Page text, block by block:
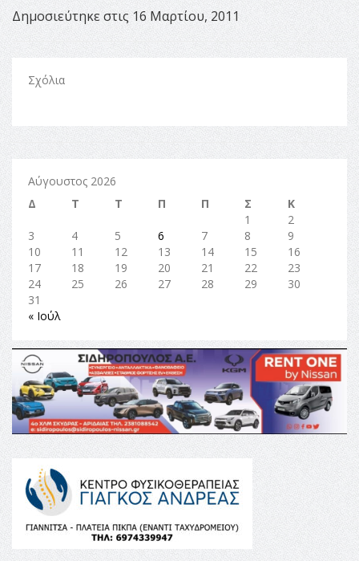
Δημοσιεύτηκε στις 16 Μαρτίου, 2011
Σχόλια
Αύγουστος 2026
Δ
Τ Τ Π Π Σ
Κ
1
2
3
4 5 6 7 8
9
10
11 12 13 14 15
16
17
18 19 20 21 22
23
24
25 26 27 28 29
30
31
« Ιούλ